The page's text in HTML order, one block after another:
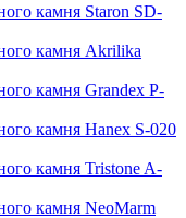
камня Staron SD-
камня Akrilika
камня Grandex P-
камня Hanex S-020
камня Tristone A-
камня NeoMarm